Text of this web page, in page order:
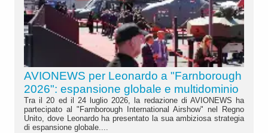
AVIONEWS per Leonardo a "Farnborough
2026": espansione globale e multidominio
Tra il 20 ed il 24 luglio 2026, la redazione di AVIONEWS ha
partecipato al "Farnborough International Airshow" nel Regno
Unito, dove Leonardo ha presentato la sua ambiziosa strategia
di espansione globale....